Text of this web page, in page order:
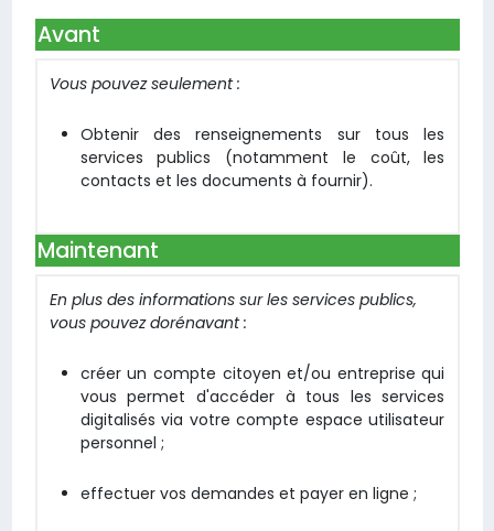
Avant
Vous pouvez seulement :
Obtenir des renseignements sur tous les
services publics (notamment le coût, les
contacts et les documents à fournir).
Maintenant
En plus des informations sur les services publics,
vous pouvez dorénavant :
créer un compte citoyen et/ou entreprise qui
vous permet d'accéder à tous les services
digitalisés via votre compte espace utilisateur
personnel ;
effectuer vos demandes et payer en ligne ;